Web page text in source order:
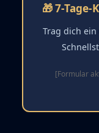
🎁 7-
Trag dich
[Formular